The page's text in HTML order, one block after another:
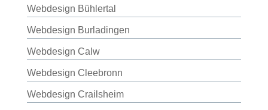
Webdesign Bühlertal
Webdesign Burladingen
Webdesign Calw
Webdesign Cleebronn
Webdesign Crailsheim